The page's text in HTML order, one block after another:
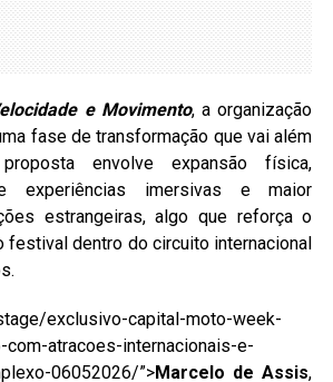
e Movimento, a organização
fase de transformação que vai além
envolve expansão física,
experiências imersivas e maior
estrangeiras, algo que reforça o
festival dentro do circuito internacional
exclusivo-capital-moto-week-
com-atracoes-internacionais-e-
06052026/”>Marcelo de Assis,